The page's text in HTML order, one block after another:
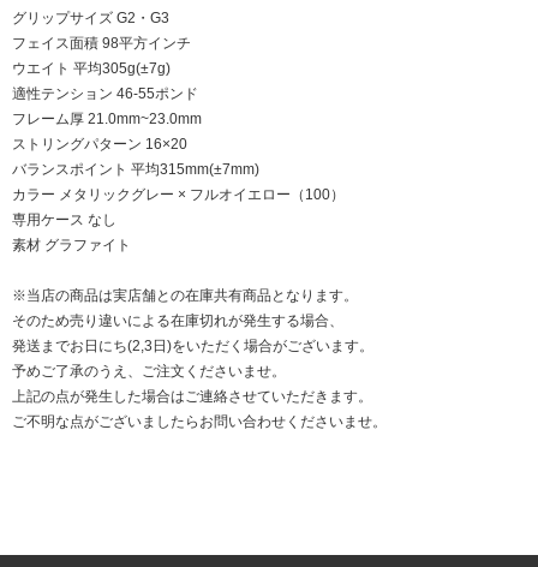
グリップサイズ G2・G3
フェイス面積 98平方インチ
ウエイト 平均305g(±7g)
適性テンション 46-55ポンド
フレーム厚 21.0mm~23.0mm
ストリングパターン 16×20
バランスポイント 平均315mm(±7mm)
カラー メタリックグレー × フルオイエロー（100）
専用ケース なし
素材 グラファイト
※当店の商品は実店舗との在庫共有商品となります。
そのため売り違いによる在庫切れが発生する場合、
発送までお日にち(2,3日)をいただく場合がございます。
予めご了承のうえ、ご注文くださいませ。
上記の点が発生した場合はご連絡させていただきます。
ご不明な点がございましたらお問い合わせくださいませ。